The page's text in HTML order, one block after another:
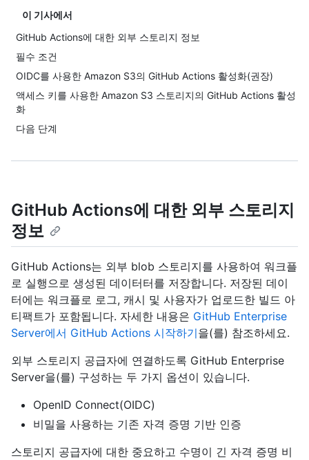
이 기사에서
GitHub Actions에 대한 외부 스토리지 정보
필수 조건
OIDC를 사용한 Amazon S3의 GitHub Actions 활성화(권장)
액세스 키를 사용한 Amazon S3 스토리지의 GitHub Actions 활성
화
다음 단계
GitHub Actions에 대한 외부 스토리지
정보
GitHub Actions는 외부 blob 스토리지를 사용하여 워크플
로 실행으로 생성된 데이터터를 저장합니다. 저장된 데이
터에는 워크플로 로그, 캐시 및 사용자가 업로드한 빌드 아
티팩트가 포함됩니다. 자세한 내용은 GitHub Enterprise
Server에서 GitHub Actions 시작하기을(를) 참조하세요.
외부 스토리지 공급자에 연결하도록 GitHub Enterprise
Server을(를) 구성하는 두 가지 옵션이 있습니다.
OpenID Connect(OIDC)
비밀을 사용하는 기존 자격 증명 기반 인증
스토리지 공급자에 대한 중요하고 수명이 긴 자격 증명 비